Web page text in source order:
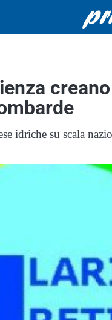
creano
idriche su scala